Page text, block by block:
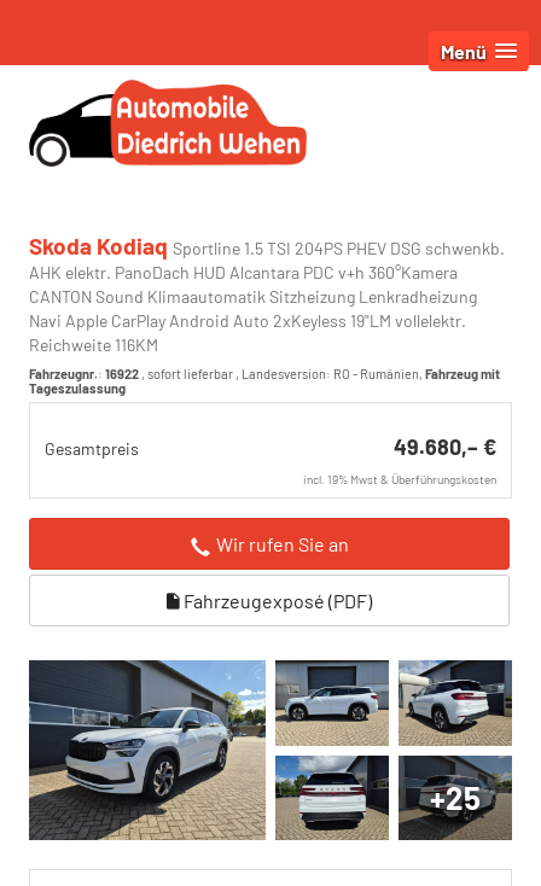
Menü
Skoda Kodiaq Sportline 1.5 TSI 204PS PHEV DSG schwenkb.
AHK elektr. PanoDach HUD Alcantara PDC v+h 360°Kamera
CANTON Sound Klimaautomatik Sitzheizung Lenkradheizung
Navi Apple CarPlay Android Auto 2xKeyless 19"LM vollelektr.
Reichweite 116KM
Fahrzeugnr.: 16922 , sofort lieferbar , Landesversion: RO - Rumänien, Fahrzeug mit
Tageszulassung
Gesamtpreis 49.680,– €
incl. 19% Mwst & Überführungskosten
Wir rufen Sie an
Fahrzeugexposé (PDF)
+25